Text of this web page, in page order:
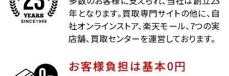
年となります。買取専門サイトの他に、自
社オンラインストア、楽天モール、7つの実
店舗、買取センターを運営しております。
お客様負担は基本0円